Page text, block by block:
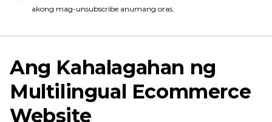
akong mag-unsubscribe anumang oras.
Ang Kahalagahan ng
Multilingual Ecommerce
Website